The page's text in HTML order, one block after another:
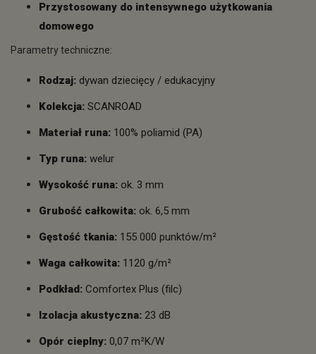
Przystosowany do intensywnego użytkowania
domowego
Parametry techniczne:
Rodzaj: dywan dziecięcy / edukacyjny
Kolekcja: SCANROAD
Materiał runa: 100% poliamid (PA)
Typ runa: welur
Wysokość runa: ok. 3 mm
Grubość całkowita: ok. 6,5 mm
Gęstość tkania: 155 000 punktów/m²
Waga całkowita: 1120 g/m²
Podkład: Comfortex Plus (filc)
Izolacja akustyczna: 23 dB
Opór cieplny: 0,07 m²K/W